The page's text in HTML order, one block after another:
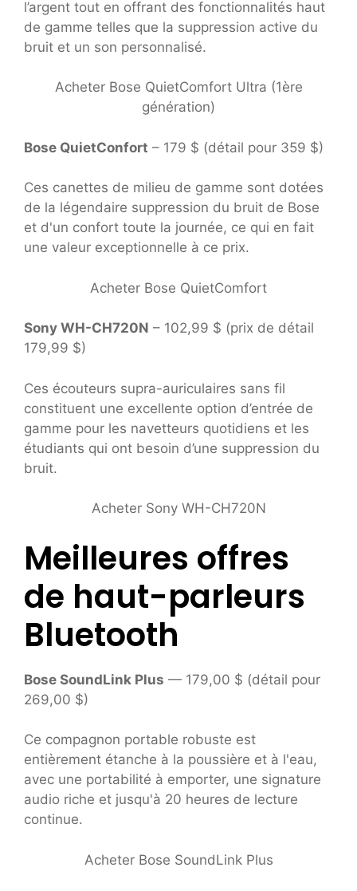
l’argent tout en offrant des fonctionnalités haut
de gamme telles que la suppression active du
bruit et un son personnalisé.
Acheter Bose QuietComfort Ultra (1ère
génération)
Bose QuietConfort – 179 $ (détail pour 359 $)
Ces canettes de milieu de gamme sont dotées
de la légendaire suppression du bruit de Bose
et d'un confort toute la journée, ce qui en fait
une valeur exceptionnelle à ce prix.
Acheter Bose QuietComfort
Sony WH-CH720N – 102,99 $ (prix de détail
179,99 $)
Ces écouteurs supra-auriculaires sans fil
constituent une excellente option d’entrée de
gamme pour les navetteurs quotidiens et les
étudiants qui ont besoin d’une suppression du
bruit.
Acheter Sony WH-CH720N
Meilleures offres
de haut-parleurs
Bluetooth
Bose SoundLink Plus — 179,00 $ (détail pour
269,00 $)
Ce compagnon portable robuste est
entièrement étanche à la poussière et à l'eau,
avec une portabilité à emporter, une signature
audio riche et jusqu'à 20 heures de lecture
continue.
Acheter Bose SoundLink Plus